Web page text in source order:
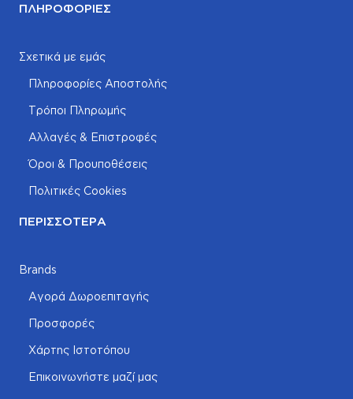
ΠΛΗΡΟΦΟΡΊΕΣ
Σχετικά με εμάς
Πληροφορίες Αποστολής
Τρόποι Πληρωμής
Αλλαγές & Επιστροφές
Όροι & Προυποθέσεις
Πολιτικές Cookies
ΠΕΡΙΣΣΌΤΕΡΑ
Brands
Αγορά Δωροεπιταγής
Προσφορές
Χάρτης Ιστοτόπου
Επικοινωνήστε μαζί μας